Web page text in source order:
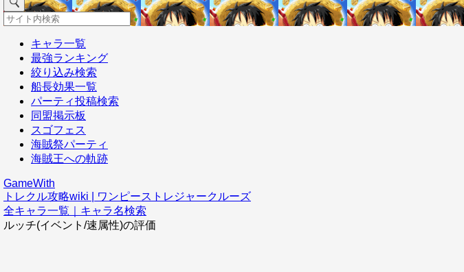
キャラ一覧
最強ランキング
絞り込み検索
船長効果一覧
パーティ投稿検索
同盟掲示板
スゴフェス
海賊祭パーティ
海賊王への軌跡
GameWith
トレクル攻略wiki | ワンピーストレジャークルーズ
全キャラ一覧｜キャラ名検索
ルッチ(イベント/速属性)の評価